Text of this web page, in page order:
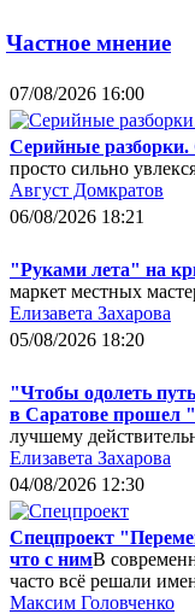
Частное мнение
07/08/2026 16:00
Серийные
просто сильно
Август Домкратов
06/08/2026 18:21
"Руками лета" на
маркет местных
Елизавета Захарова
05/08/2026 18:20
"Чтобы одолеть
в Саратове прошел
лучшему
Елизавета Захарова
04/08/2026 12:30
Спецпроект
что с нимВ
часто всё решали
Максим Головченко